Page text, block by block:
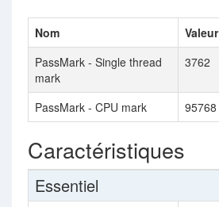
Nom
Valeur
PassMark - Single thread
mark
3762
PassMark - CPU mark 95768
Caractéristiques
Essentiel